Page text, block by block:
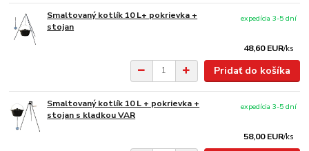
Smaltovaný kotlík 10 L+ pokrievka +
stojan
48,60 EUR/ks
expedícia 3-5 dní
Pridať do košíka
Smaltovaný kotlík 10 L + pokrievka +
stojan s kladkou VAR
58,00 EUR/ks
expedícia 3-5 dní